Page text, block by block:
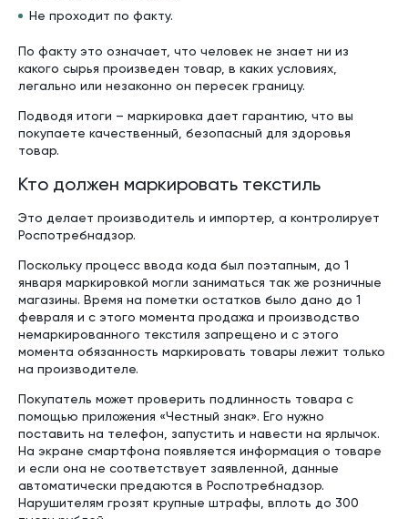
Не проходит по факту.
По факту это означает, что человек не знает ни из
какого сырья произведен товар, в каких условиях,
легально или незаконно он пересек границу.
Подводя итоги – маркировка дает гарантию, что вы
покупаете качественный, безопасный для здоровья
товар.
Кто должен маркировать текстиль
Это делает производитель и импортер, а контролирует
Роспотребнадзор.
Поскольку процесс ввода кода был поэтапным, до 1
января маркировкой могли заниматься так же розничные
магазины. Время на пометки остатков было дано до 1
февраля и с этого момента продажа и производство
немаркированного текстиля запрещено и с этого
момента обязанность маркировать товары лежит только
на производителе.
Покупатель может проверить подлинность товара с
помощью приложения «Честный знак». Его нужно
поставить на телефон, запустить и навести на ярлычок.
На экране смартфона появляется информация о товаре
и если она не соответствует заявленной, данные
автоматически предаются в Роспотребнадзор.
Нарушителям грозят крупные штрафы, вплоть до 300